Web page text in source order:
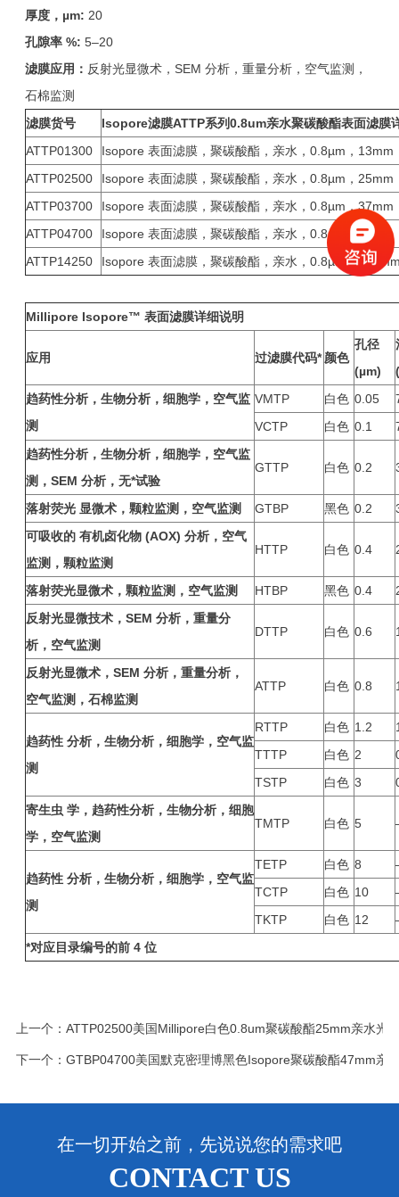
厚度，µm: 20
孔隙率 %: 5–20
滤膜应用： 反射光显微术，SEM 分析，重量分析，空气监测，
石棉监测
滤膜货号
Isopore滤膜ATTP系列0.8um亲水聚碳酸酯表面滤膜
ATTP01300
Isopore 表面滤膜，聚碳酸酯，亲水，0.8µm，13mm
ATTP02500
Isopore 表面滤膜，聚碳酸酯，亲水，0.8µm，25mm
ATTP03700
Isopore 表面滤膜，聚碳酸酯，亲水，0.8µm，37mm
ATTP04700
Isopore 表面滤膜，聚碳酸酯，亲水，0.8µm，47mm
ATTP14250
Isopore 表面滤膜，聚碳酸酯，亲水，0.8µm，
Millipore Isopore™ 表面滤膜详细说明
应用 过滤膜代码* 颜色
孔径
(µm)
趋药性分析，生物分析，细胞学，空气监
测
VMTP 白色 0.05
VCTP
白色 0.1
趋药性分析，生物分析，细胞学，空气监
测， SEM 分析，无*试验
GTTP 白色 0.2
落射荧光 显微术，颗粒监测，空气监测 GTBP 黑色 0.2
可吸收的 有机卤化物(AOX) 分析，空气
监测，颗粒监测
HTTP 白色 0.4
落射荧光显微术，颗粒监测，空气监测 HTBP 黑色 0.4
反射光显微技术， SEM 分析，重量分
析，空气监测
DTTP 白色 0.6
反射光显微术， SEM 分析，重量分析，
空气监测，石棉监测
ATTP 白色 0.8
趋药性 分析，生物分析，细胞学，空气监
测
RTTP 白色 1.2
TTTP
白色 2
TSTP
白色 3
寄生虫 学，趋药性分析，生物分析，细胞
学，空气监测
TMTP 白色 5
趋药性 分析，生物分析，细胞学，空气监
测
TETP 白色 8
TCTP
白色 10
TKTP
白色 12
*对应目录编号的前4 位
上一个： ATTP02500美国Millipore白色0.8um聚碳酸酯25mm亲水光
下一个： GTBP04700美国默克密理博黑色Isopore聚碳酸酯47mm亲
在一切开始之前，先说说您的需求吧
CONTACT US